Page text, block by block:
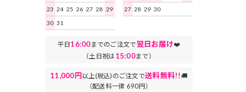
23 24 25 26 27 28 29
30 31
27 28 29 30
平日16:00までのご注文で翌日お届け❤️
（土日祝は15:00まで）
11,000円以上(税込)のご注文で送料無料!!🚚
（配送料一律 690円）